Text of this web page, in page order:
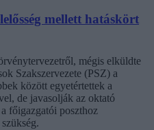
mellett hatáskört
mégis elküldte
Szakszervezete (PSZ) a
között egyetértettek a
de javasolják az oktató
főigazgatói poszthoz